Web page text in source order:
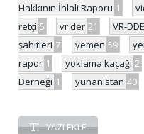
Hakkının İhlali Raporu 1
retçi 5 vr der 21 VR-
şahitleri 7 yemen 59
rapor 1 yoklama kaçağı 2
Derneği 1 yunanistan 40
YAZI EKLE